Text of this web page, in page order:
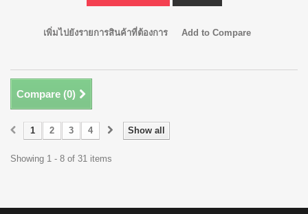
เพิ่มไปยังรายการสินค้าที่ต้องการ Add to Compare
Compare (0)
Show all
1 2 3 4
Showing 1 - 8 of 31 items